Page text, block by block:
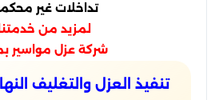
تداخلات غير
لمزيد من خدمتنا
شركة عزل مواسير
تنفيذ العزل والتغليف